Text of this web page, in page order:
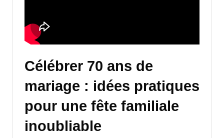
Célébrer 70 ans de
mariage : idées pratiques
pour une fête familiale
inoubliable